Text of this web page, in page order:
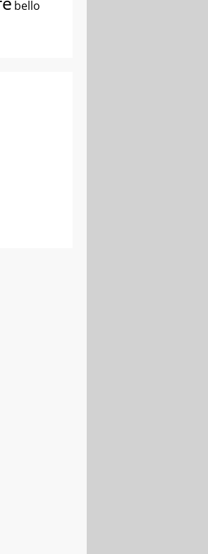
bello